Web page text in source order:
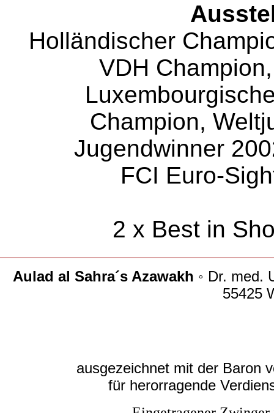
Holländischer
VDH
Champion,
Jugendwinner
FCI Euro-
2 x Best in
Aulad al Sahra´s Azawakh ◦ Dr. med.
55425
ausgezeichnet mit der Baron
für herorragende